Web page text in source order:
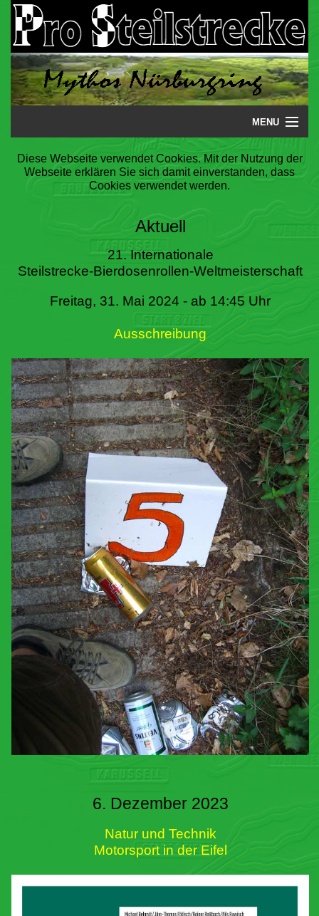
MENU
Startseite
Steilstrecke
Literatur
Termine
Diese Webseite verwendet Cookies. Mit der Nutzung der
Webseite erklären Sie sich damit einverstanden, dass
Cookies verwendet werden.
Aktuell
21. Internationale
Steilstrecke-Bierdosenrollen-Weltmeisterschaft
Freitag, 31. Mai 2024 - ab 14:45 Uhr
Ausschreibung
6. Dezember 2023
Natur und Technik
Motorsport in der Eifel